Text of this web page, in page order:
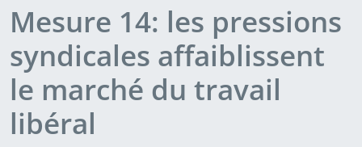
Mesure 14: les pressions
syndicales affaiblissent
le marché du travail
libéral